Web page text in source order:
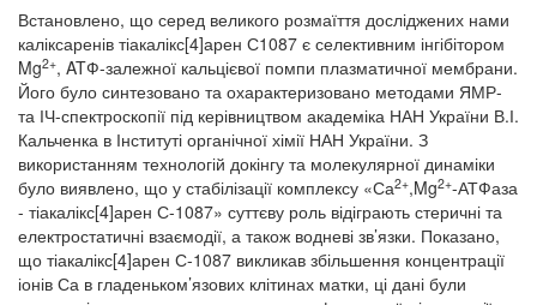
Встановлено, що серед великого розмаїття досліджених нами
каліксаренів тіакалікс[4]арен С1087 є селективним інгібітором
Mg2+, ATФ-залежної кальцієвої помпи плазматичної мембрани.
Його було синтезовано та охарактеризовано методами ЯМР-
та ІЧ-спектроскопії під керівництвом академіка НАН України В.І.
Кальченка в Інституті органічної хімії НАН України. З
використанням технологій докінгу та молекулярної динаміки
було виявлено, що у стабілізації комплексу «Са2+,Mg2+-АТФаза
- тіакалікс[4]арен С-1087» суттєву роль відіграють стеричні та
електростатичні взаємодії, а також водневі зв’язки. Показано,
що тіакалікс[4]арен С-1087 викликав збільшення концентрації
іонів Са в гладеньком’язових клітинах матки, ці дані були